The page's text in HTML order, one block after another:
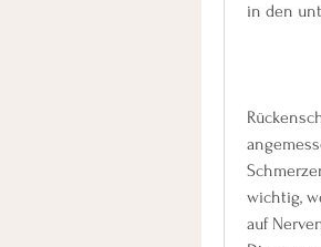
in den
wichtig,
auf